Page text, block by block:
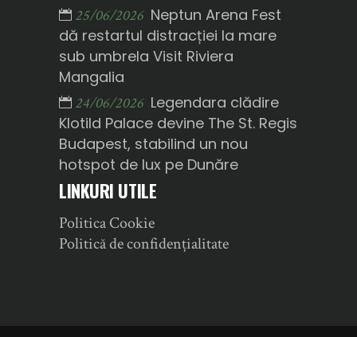
25/06/2026 Neptun Arena Fest
dă restartul distracției la mare
sub umbrela Visit Riviera
Mangalia
24/06/2026 Legendara clădire
Klotild Palace devine The St. Regis
Budapest, stabilind un nou
hotspot de lux pe Dunăre
LINKURI UTILE
Politica Cookie
Politică de confidențialitate